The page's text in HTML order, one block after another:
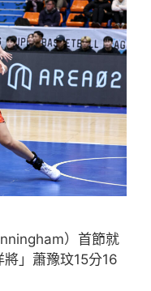
）首節就
」蕭豫玟15分16